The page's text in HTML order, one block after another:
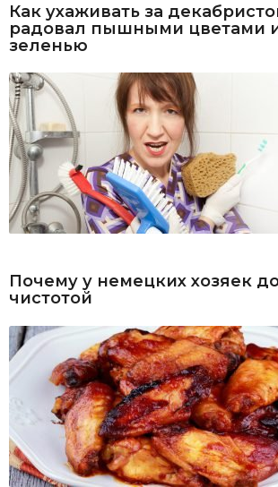
Как ухаживать за
радовал пышными цветами
зеленью
Почему у немецких хозяек
чистотой